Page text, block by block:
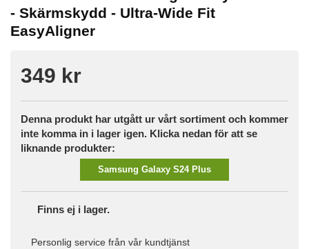
- Skärmskydd - Ultra-Wide Fit
EasyAligner
349 kr
Denna produkt har utgått ur vårt sortiment och kommer
inte komma in i lager igen. Klicka nedan för att se
liknande produkter:
Samsung Galaxy S24 Plus
Finns ej i lager.
Personlig service från vår kundtjänst